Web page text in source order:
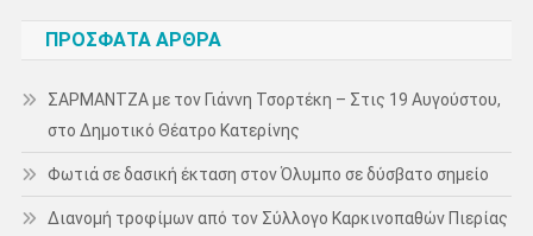
ΠΡΌΣΦΑΤΑ ΆΡΘΡΑ
ΣΑΡΜΑΝΤΖΑ με τον Γιάννη Τσορτέκη – Στις 19 Αυγούστου,
στο Δημοτικό Θέατρο Κατερίνης
Φωτιά σε δασική έκταση στον Όλυμπο σε δύσβατο σημείο
Διανομή τροφίμων από τον Σύλλογο Καρκινοπαθών Πιερίας